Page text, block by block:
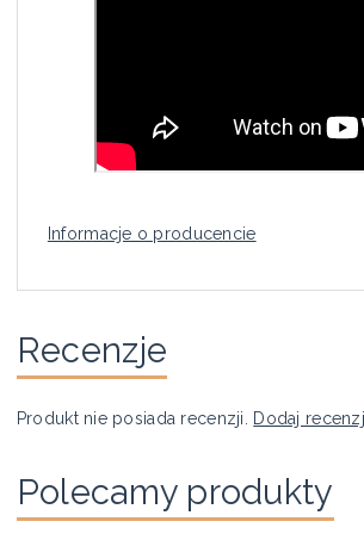
Informacje o producencie
Recenzje
Produkt nie posiada recenzji. Dodaj
Polecamy produkty